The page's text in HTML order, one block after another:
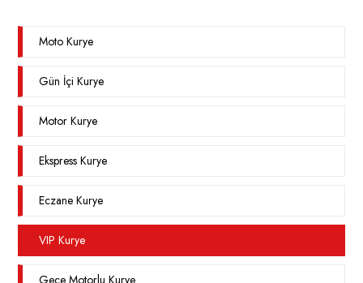
Moto Kurye
Gün İçi Kurye
Motor Kurye
Ekspress Kurye
Eczane Kurye
VIP Kurye
Gece Motorlu Kurye